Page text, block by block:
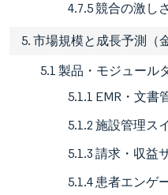
4.7.5 競合の激しさ
5. 市場規模と成長予測（
5.1 製品・モジュール
5.1.1 EMR・文書
5.1.2 施設管理ス
5.1.3 請求・収益
5.1.4 患者エンゲ